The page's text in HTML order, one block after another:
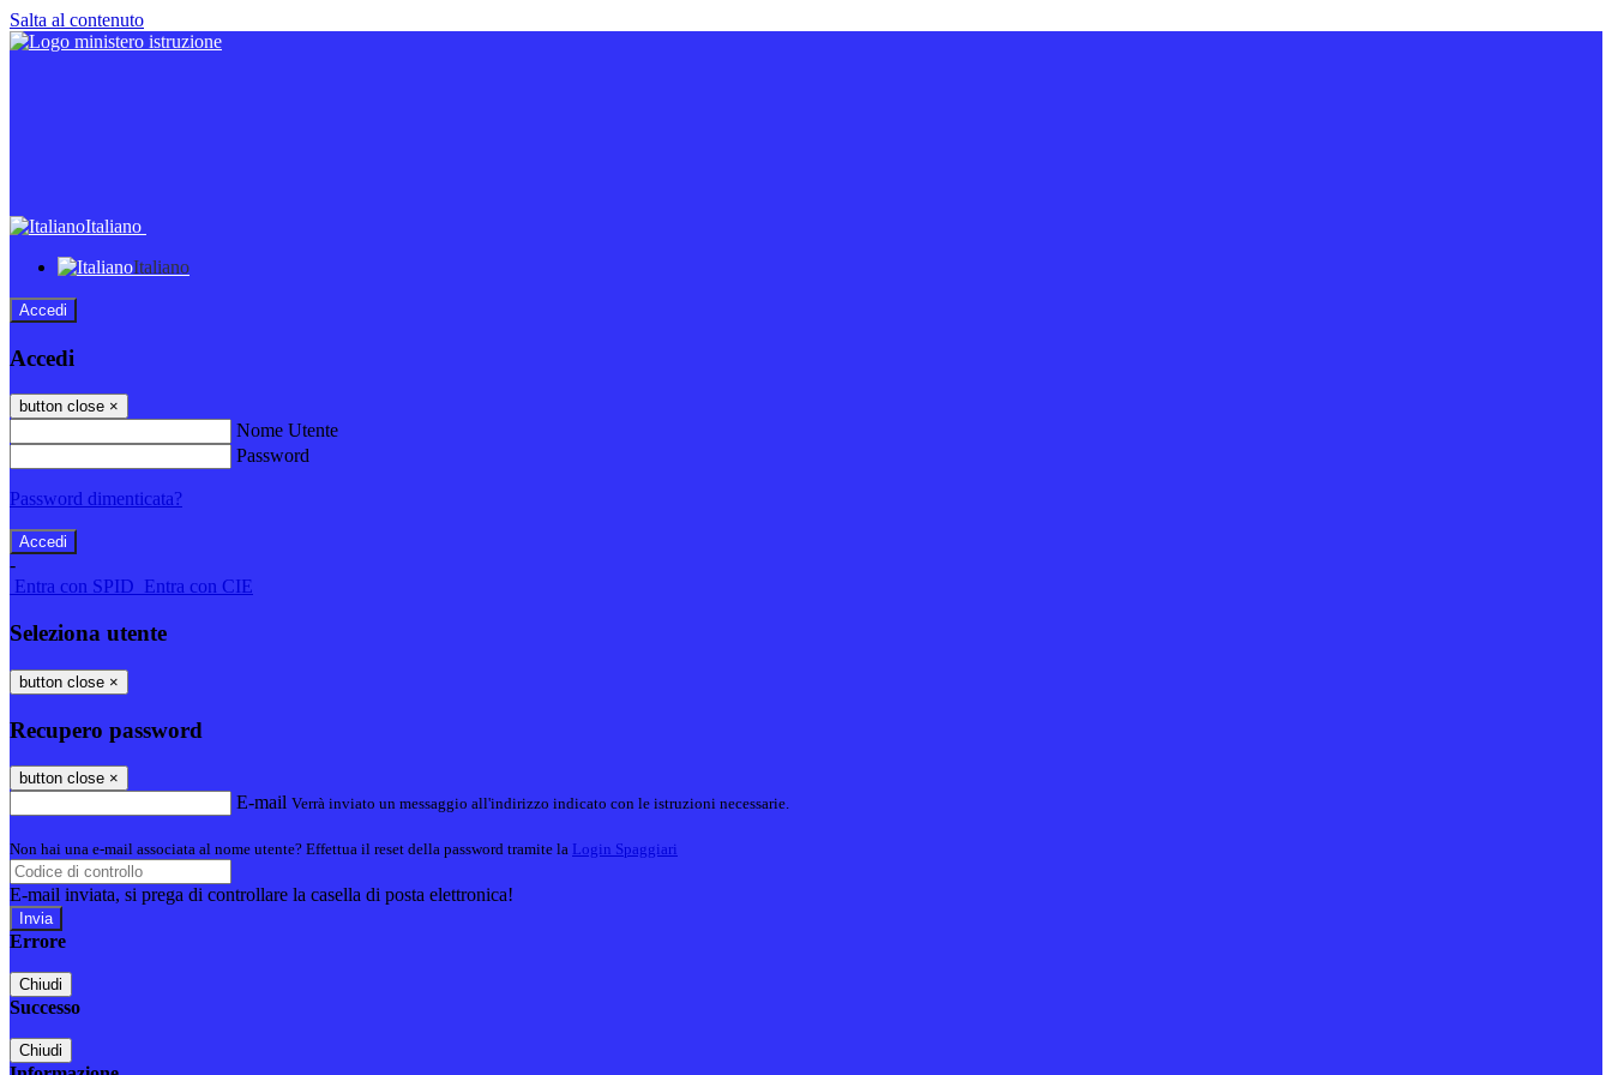
Salta al contenuto
Italiano
Italiano
Accedi
Accedi
button close ×
Nome Utente
Password
Password dimenticata?
-
Entra con SPID Entra con CIE
Seleziona utente
button close ×
Recupero password
button close ×
E-mail Verrà inviato un messaggio all'indirizzo indicato con le istruzioni necessarie.
Non hai una e-mail associata al nome utente? Effettua il reset della password tramite la Login Spaggiari
E-mail inviata, si prega di controllare la casella di posta elettronica!
Errore
Chiudi
Successo
Chiudi